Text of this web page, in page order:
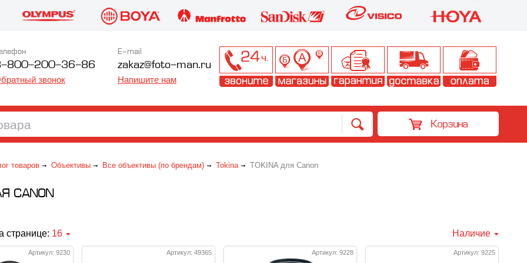
800-200-36-86
звонок
E-mail
zakaz@foto-man.ru
Напишите нам
Корзина
товаров Объективы Все объективы (по брендам) Tokina TOKINA для Canon
CANON
странице: 16 Наличие
Артикул: 9230 Артикул: 49365 Артикул: 9228 Артикул: 9225